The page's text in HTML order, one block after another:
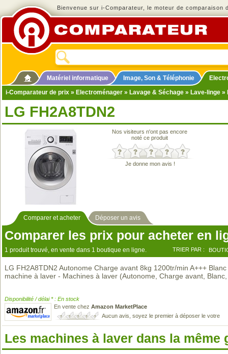
Bienvenue sur i-Comparateur, le moteur de comparaison
Matériel informatique Image, Son & Téléphonie
i-Comparateur de prix » Electroménager » Lavage & Séchage » Lave-linge »
LG FH2A8TDN2
Nos visiteurs n'ont pas encore
noté ce produit
Je donne mon avis !
Comparer et acheter Déposer un avis
Comparer les prix pour acheter en
1 produit trouvé, en vente dans 1 boutique en ligne. TRIER PAR :
LG FH2A8TDN2 Autonome Charge avant 8kg 1200tr/min A+++ Blanc
machine à laver - Machines à laver (Autonome, Charge avant,
Disponibilité / délai * : En stock
En vente chez Amazon MarketPlace
Aucun avis, soyez le premier à déposer le votre
Les machines à laver dans la même